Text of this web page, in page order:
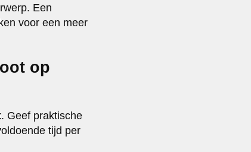
Een
voor een meer
op
. Geef praktische
tijd per